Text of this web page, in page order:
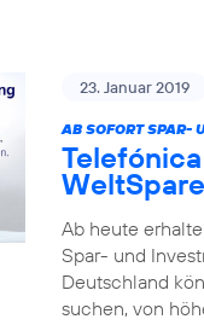
23. Januar 2019
AB SOFORT SPAR-
Ab heute
Spar- und
Deutschland
suchen, von